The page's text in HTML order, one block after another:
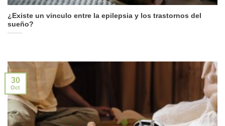
¿Existe un vinculo entre la epilepsia y los trastornos del
sueño?
30
Oct